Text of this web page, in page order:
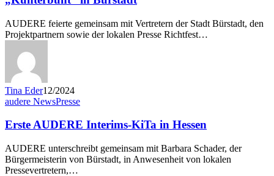
AUDERE feierte gemeinsam mit Vertretern der Stadt Bürstadt, den
Projektpartnern sowie der lokalen Presse Richtfest…
Tina Eder12/2024
audere NewsPresse
Erste AUDERE Interims-KiTa in Hessen
AUDERE unterschreibt gemeinsam mit Barbara Schader, der
Bürgermeisterin von Bürstadt, in Anwesenheit von lokalen
Pressevertretern,…